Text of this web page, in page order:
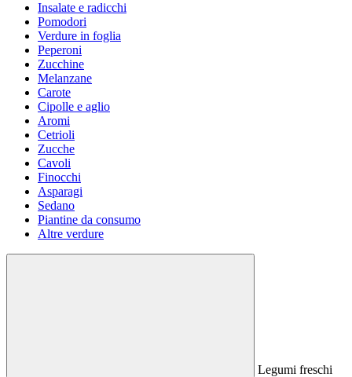
Insalate e radicchi
Pomodori
Verdure in foglia
Peperoni
Zucchine
Melanzane
Carote
Cipolle e aglio
Aromi
Cetrioli
Zucche
Cavoli
Finocchi
Asparagi
Sedano
Piantine da consumo
Altre verdure
Legumi freschi